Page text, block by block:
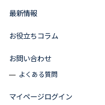
最新情報
お役立ちコラム
お問い合わせ
よくある質問
マイページログイン